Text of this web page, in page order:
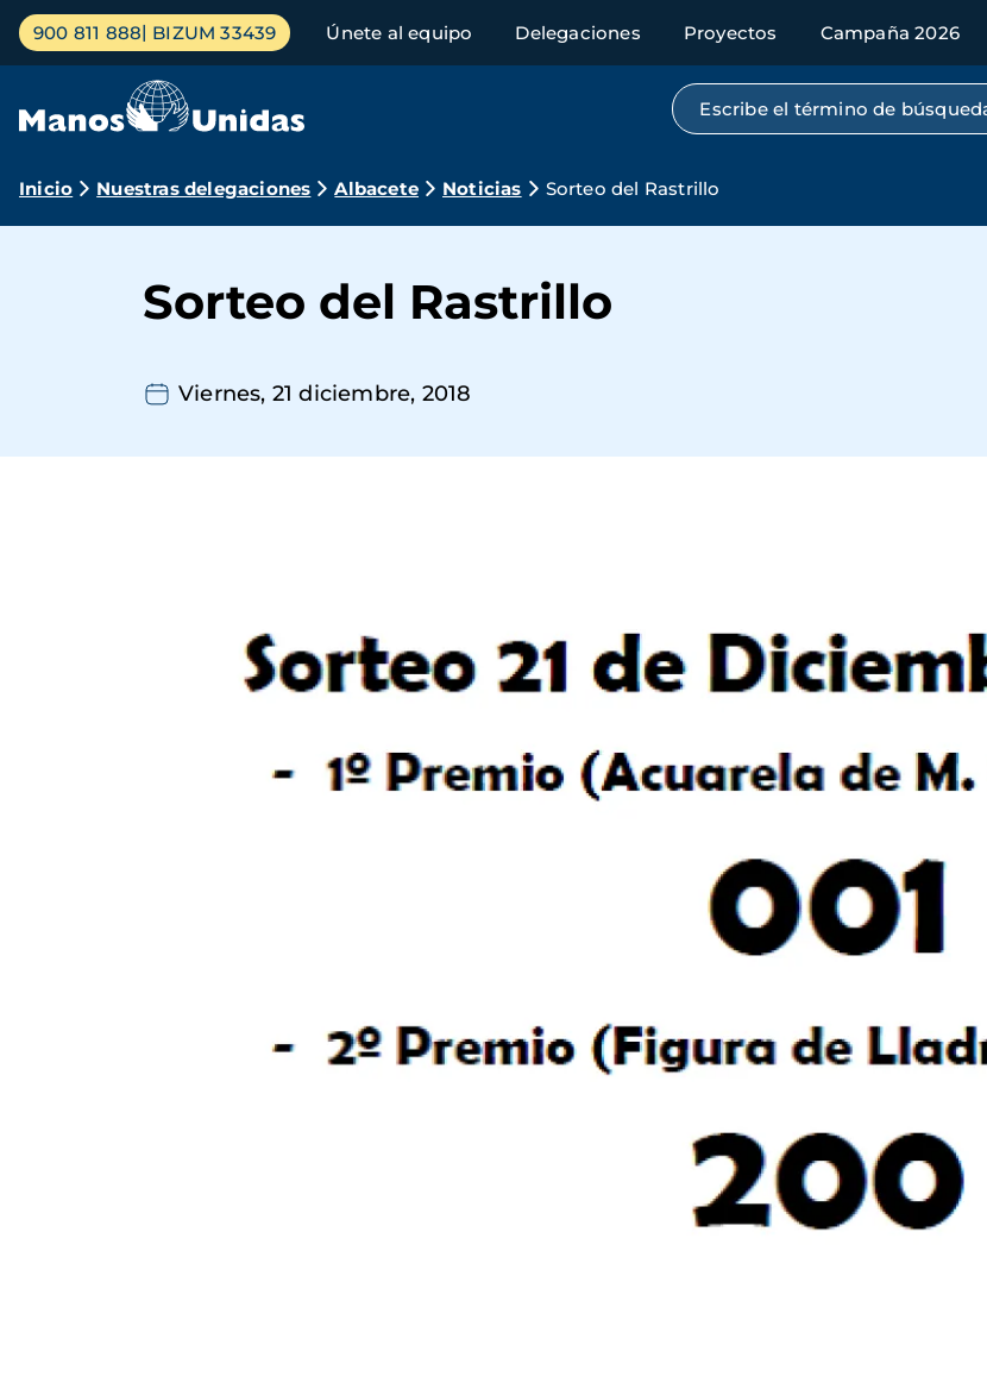
Pasar
contenido
Menú
principal
900 811 888 BIZUM 33439 Únete al equipo Delegaciones Proyectos Campaña 2026
Búsqueda por texto completo
Ruta
navegación
Inicio Nuestras delegaciones Albacete Noticias Sorteo del Rastrillo
Sorteo del Rastrillo
Viernes, 21 diciembre, 2018